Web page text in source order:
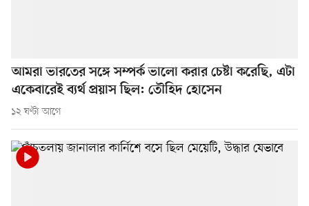
আমরা ভারতের সঙ্গে সম্পর্ক ভালো করার চেষ্টা করেছি, এটা
একেবারেই ব্যর্থ প্রয়াস ছিল: তৌহিদ হোসেন
১২ ঘণ্টা আগে